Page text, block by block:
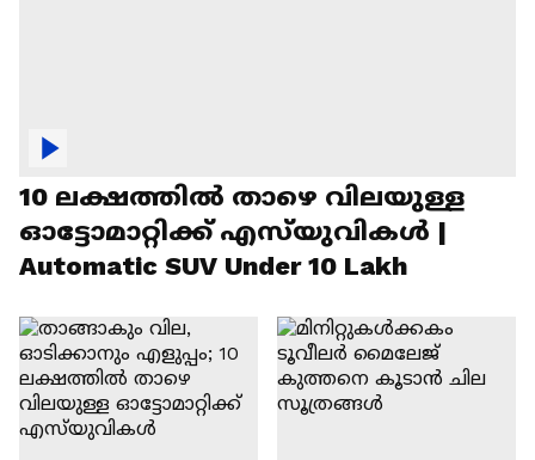
10 ലക്ഷത്തിൽ താഴെ വിലയുള്ള
ഓട്ടോമാറ്റിക്ക് എസ്‍യുവികൾ |
Automatic SUV Under 10 Lakh